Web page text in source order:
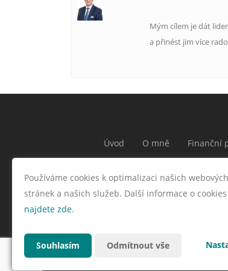
Mým cílem je dát
a přinést jim více
Úvod O mně Finanční
Používáme cookies k optimalizaci našich webových
stránek a našich služeb. Další informace o cookies
najdete zde.
Souhlasím Odmítnout vše